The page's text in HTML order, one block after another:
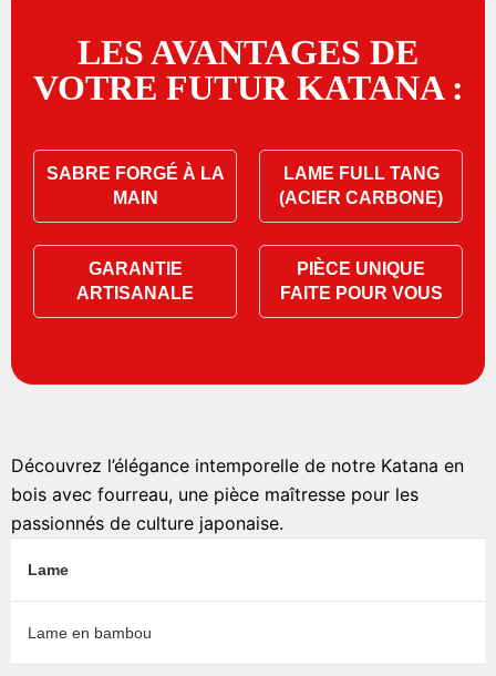
LES AVANTAGES DE
VOTRE FUTUR KATANA :
SABRE FORGÉ À LA
MAIN
LAME FULL TANG
(ACIER CARBONE)
GARANTIE
ARTISANALE
PIÈCE UNIQUE
FAITE POUR VOUS
Découvrez l’élégance intemporelle de notre Katana en
bois avec fourreau, une pièce maîtresse pour les
passionnés de culture japonaise.
Lame
Lame en bambou